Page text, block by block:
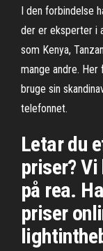
I den forbindelse
der er eksperter i
som Kenya,
mange andre.
bruge sin
telefonnet.
Letar du
priser?
på rea.
priser